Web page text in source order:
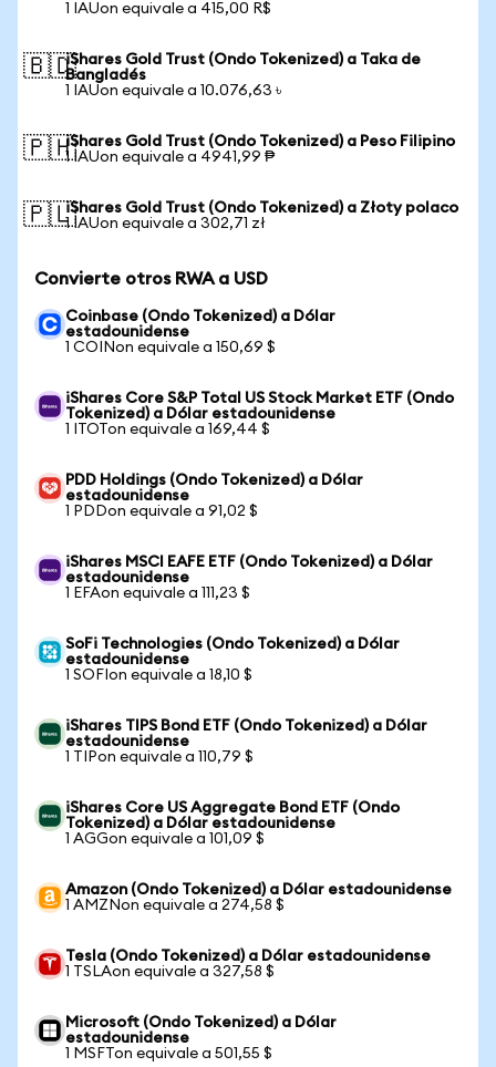
1 IAUon equivale a 415,00 R$
🇧🇩iShares Gold Trust (Ondo Tokenized) a Taka de
Bangladés
1 IAUon equivale a 10.076,63 ৳
🇵🇭iShares Gold Trust (Ondo Tokenized) a Peso Filipino
1 IAUon equivale a 4941,99 ₱
🇵🇱iShares Gold Trust (Ondo Tokenized) a Złoty polaco
1 IAUon equivale a 302,71 zł
Convierte otros RWA a USD
Coinbase (Ondo Tokenized) a Dólar
estadounidense
1 COINon equivale a 150,69 $
iShares Core S&P Total US Stock Market ETF (Ondo
Tokenized) a Dólar estadounidense
1 ITOTon equivale a 169,44 $
PDD Holdings (Ondo Tokenized) a Dólar
estadounidense
1 PDDon equivale a 91,02 $
iShares MSCI EAFE ETF (Ondo Tokenized) a Dólar
estadounidense
1 EFAon equivale a 111,23 $
SoFi Technologies (Ondo Tokenized) a Dólar
estadounidense
1 SOFIon equivale a 18,10 $
iShares TIPS Bond ETF (Ondo Tokenized) a Dólar
estadounidense
1 TIPon equivale a 110,79 $
iShares Core US Aggregate Bond ETF (Ondo
Tokenized) a Dólar estadounidense
1 AGGon equivale a 101,09 $
Amazon (Ondo Tokenized) a Dólar estadounidense
1 AMZNon equivale a 274,58 $
Tesla (Ondo Tokenized) a Dólar estadounidense
1 TSLAon equivale a 327,58 $
Microsoft (Ondo Tokenized) a Dólar
estadounidense
1 MSFTon equivale a 501,55 $